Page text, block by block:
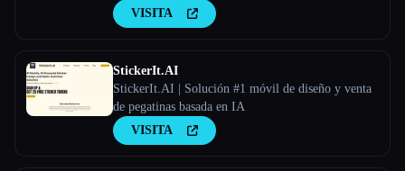
personalizados en función de los comentarios de los
usuarios.
VISITA
StickerIt.AI
StickerIt.AI | Solución #1 móvil de diseño y venta
de pegatinas basada en IA
VISITA